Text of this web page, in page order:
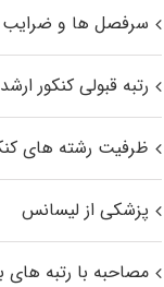
سرفصل ها و
رتبه قبولی کنکور ارشد
ظرفیت رشته های
پزشکی از لیسانس
مصاحبه با رتبه های